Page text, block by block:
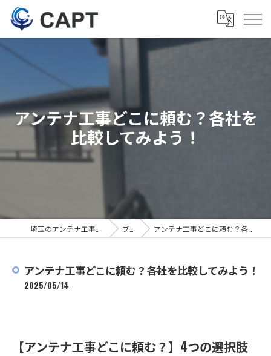
アンテナ工事どこに頼む？各社を
比較してみよう！
ブログ アンテナ工事どこに頼む？各社を比較してみよう！
アンテナ工事どこに頼む？各社を比較してみよう！
2025/05/14
【アンテナ工事どこに頼む？】4つの選択肢